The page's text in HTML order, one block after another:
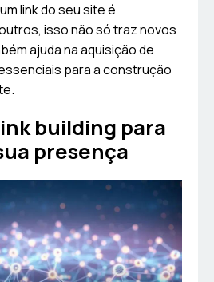
link do seu site é
isso não só traz novos
ajuda na aquisição de
para a construção
building para
presença